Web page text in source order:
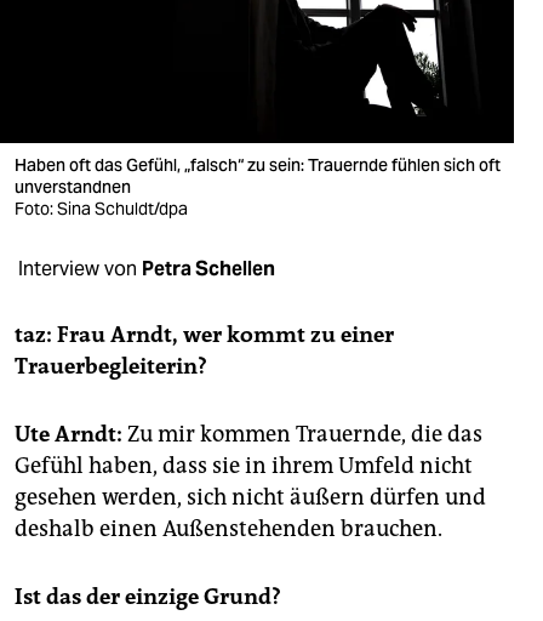
verlag
veranstaltungen
unterstützen
genossenschaft
epaper login
Haben oft das Gefühl, „falsch“ zu sein: Trauernde fühlen sich oft
unverstandnen
Foto: Sina Schuldt/dpa
Interview von Petra Schellen
taz: Frau Arndt, wer kommt zu einer
Trauerbegleiterin?
Ute Arndt: Zu mir kommen Trauernde, die das
Gefühl haben, dass sie in ihrem Umfeld nicht
gesehen werden, sich nicht äußern dürfen und
deshalb einen Außenstehenden brauchen.
Ist das der einzige Grund?